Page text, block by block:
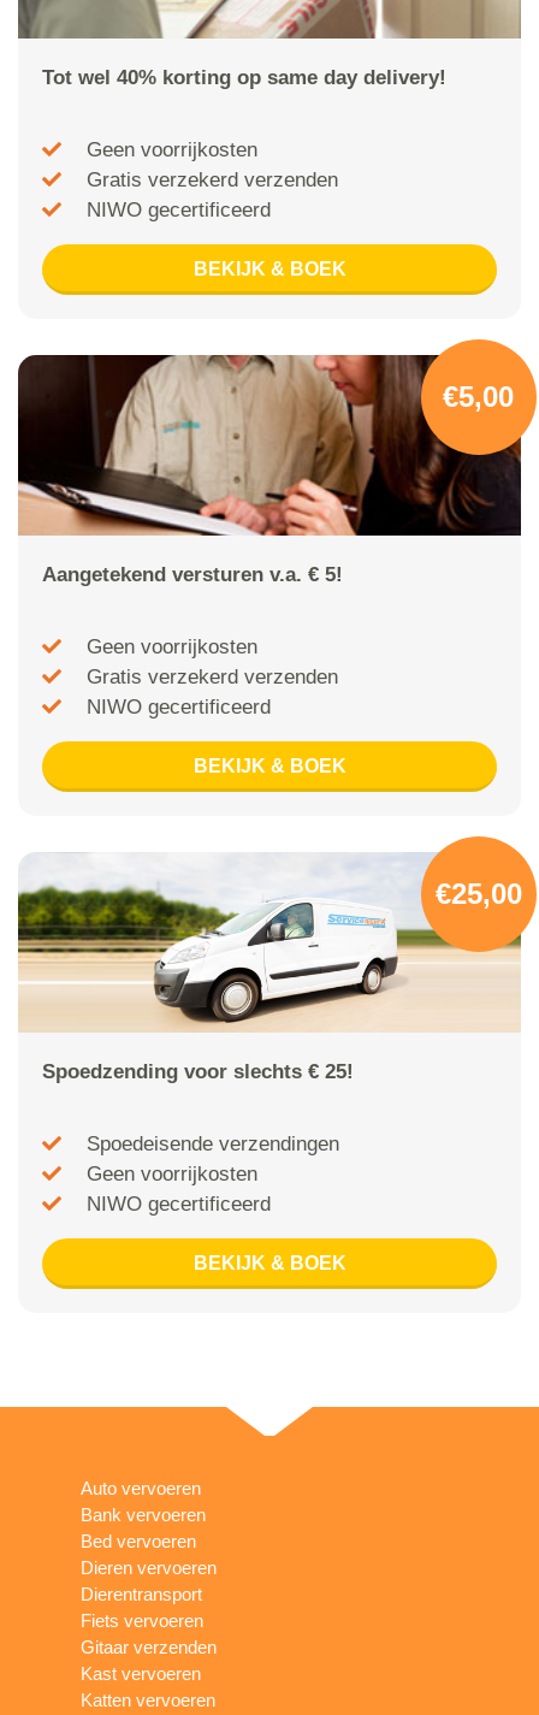
Tot wel 40% korting op same day delivery!
Geen voorrijkosten
Gratis verzekerd verzenden
NIWO gecertificeerd
BEKIJK & BOEK
€5,00
Aangetekend versturen v.a. € 5!
Geen voorrijkosten
Gratis verzekerd verzenden
NIWO gecertificeerd
BEKIJK & BOEK
€25,00
Spoedzending voor slechts € 25!
Spoedeisende verzendingen
Geen voorrijkosten
NIWO gecertificeerd
BEKIJK & BOEK
Auto vervoeren
Bank vervoeren
Bed vervoeren
Dieren vervoeren
Dierentransport
Fiets vervoeren
Gitaar verzenden
Kast vervoeren
Katten vervoeren